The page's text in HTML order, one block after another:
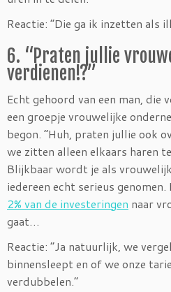
Reactie: “Die ga ik inzetten als
6. “Praten jullie
verdienen!?”
Echt gehoord van een man, die
een groepje vrouwelijke
begon. “Huh, praten jullie ook
we zitten alleen elkaars haren
Blijkbaar wordt je als
iedereen echt serieus
2% van de investeringen naar
gaat…
Reactie: “Ja natuurlijk, we
binnensleept en of we onze
verdubbelen.”